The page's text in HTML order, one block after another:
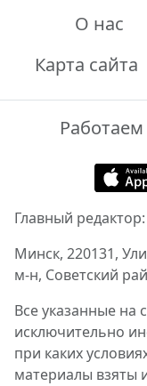
О нас
Карта сайта
Работаем
Главный
Минск, 220131,
м-н, Советский
Все указанные на
исключительно
при каких
материалы взяты